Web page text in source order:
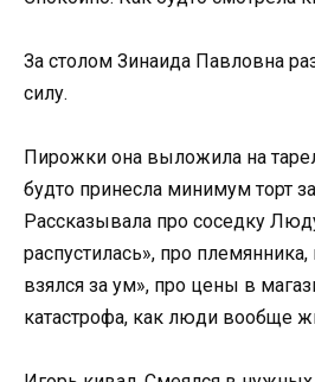
За столом Зинаида Павловна
силу.
Пирожки она выложила на
будто принесла минимум торт
Рассказывала про соседку
распустилась», про
взялся за ум», про цены в
катастрофа, как люди вообще